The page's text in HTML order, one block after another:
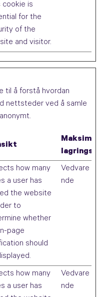
cookie is
for the
of the
and visitor.
til å forstå hvordan
nettsteder ved å samle
Maksimal
how many
a user has
the website
to
whether
page
should
Vedvare
nde
how many
a user has
Vedvare
nde